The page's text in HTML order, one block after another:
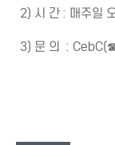
2) 시 간 : 매주일
3) 문 의 :